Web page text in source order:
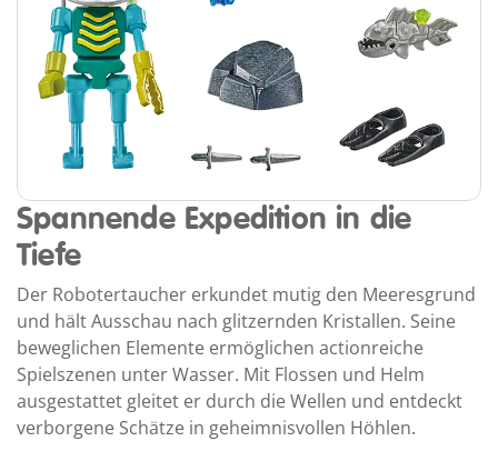
Spannende Expedition in die
Tiefe
Der Robotertaucher erkundet mutig den Meeresgrund
und hält Ausschau nach glitzernden Kristallen. Seine
beweglichen Elemente ermöglichen actionreiche
Spielszenen unter Wasser. Mit Flossen und Helm
ausgestattet gleitet er durch die Wellen und entdeckt
verborgene Schätze in geheimnisvollen Höhlen.